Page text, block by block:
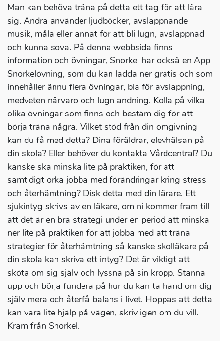
Man kan behöva träna på detta ett tag för att lära
sig. Andra använder ljudböcker, avslappnande
musik, måla eller annat för att bli lugn, avslappnad
och kunna sova. På denna webbsida finns
information och övningar, Snorkel har också en App
Snorkelövning, som du kan ladda ner gratis och som
innehåller ännu flera övningar, bla för avslappning,
medveten närvaro och lugn andning. Kolla på vilka
olika övningar som finns och bestäm dig för att
börja träna några. Vilket stöd från din omgivning
kan du få med detta? Dina föräldrar, elevhälsan på
din skola? Eller behöver du kontakta Vårdcentral? Du
kanske ska minska lite på praktiken, för att
samtidigt orka jobba med förändringar kring stress
och återhämtning? Disk detta med din lärare. Ett
sjukintyg skrivs av en läkare, om ni kommer fram till
att det är en bra strategi under en period att minska
ner lite på praktiken för att jobba med att träna
strategier för återhämtning så kanske skolläkare på
din skola kan skriva ett intyg? Det är viktigt att
sköta om sig själv och lyssna på sin kropp. Stanna
upp och börja fundera på hur du kan ta hand om dig
själv mera och återfå balans i livet. Hoppas att detta
kan vara lite hjälp på vägen, skriv igen om du vill.
Kram från Snorkel.